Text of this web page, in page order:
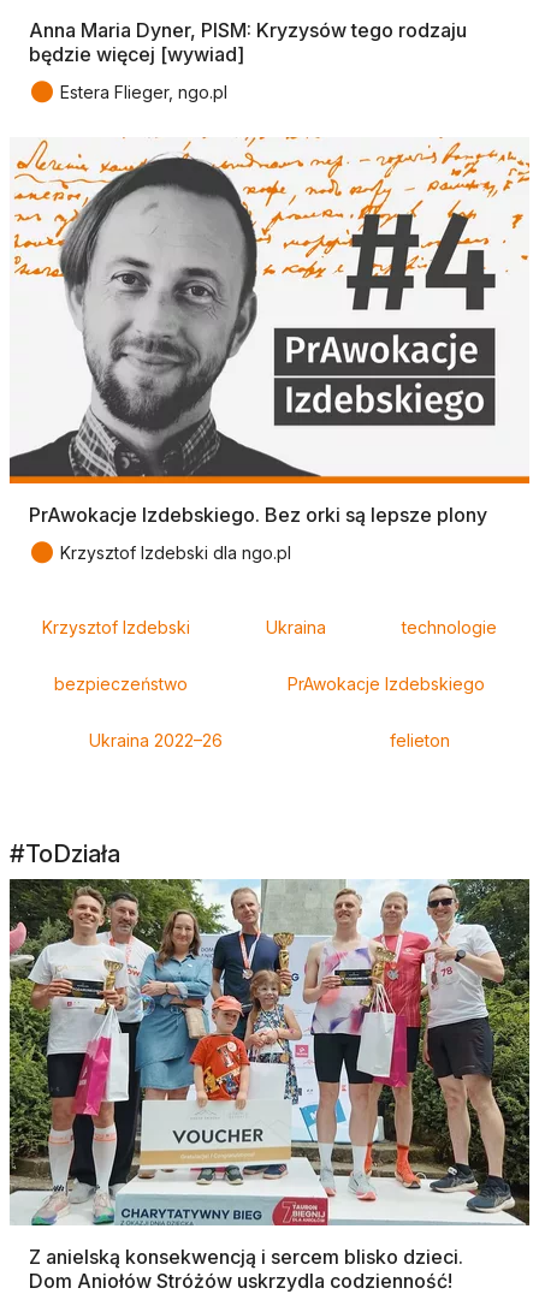
Anna Maria Dyner, PISM: Kryzysów tego rodzaju
będzie więcej [wywiad]
● Estera Flieger, ngo.pl
PrAwokacje Izdebskiego. Bez orki są lepsze plony
● Krzysztof Izdebski dla ngo.pl
Krzysztof Izdebski Ukraina technologie
bezpieczeństwo PrAwokacje Izdebskiego
Ukraina 2022–26 felieton
#ToDziała
Z anielską konsekwencją i sercem blisko dzieci.
Dom Aniołów Stróżów uskrzydla codzienność!